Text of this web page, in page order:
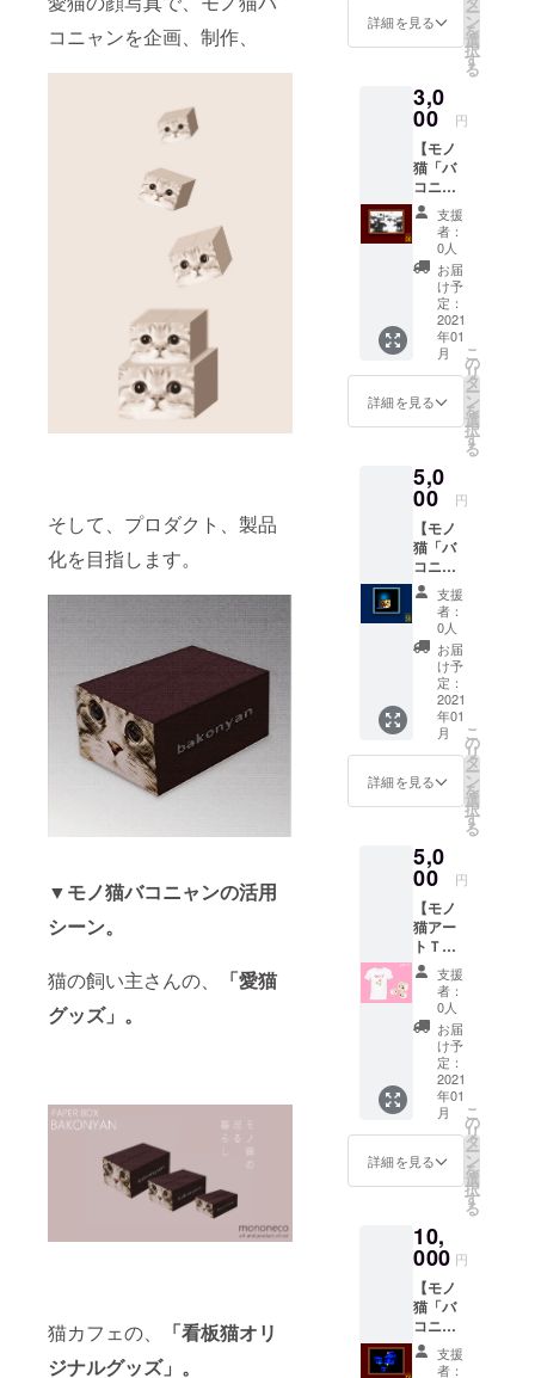
コニャンを企画、制作、
そして、プロダクト、製品
化を目指します。
▼モノ猫バコニャンの活用
シーン。
猫の飼い主さんの、
「愛猫
グッズ」。
猫カフェの、 「看板猫オリ
ジナルグッズ」。
②モノ
猫「バ
コニャ
アート
作品・
デジタ
ルレプ
リカ画
像デー
タM版
（1200
×900px
）１点
③モノ
猫アー
ト作品
の純正
レプリ
カ証明
書（画
に、ご
希望の
作品一
点を選
択し、
番号も
しくは
タイト
ルをご
記入く
ださ
い。 ※
リター
ン品の
イメー
ジ画像
は例示
好みの
作品を
ご選択
くださ
い。
詳細を見る ー
ン
を
選
択
す
る
3,0
00 円
【モノ
猫「バ
コニャ
ン」の
アート
作品・
デジタ
ルレプ
リカ３
点】 内
容 ①
御礼
メール
②モノ
猫「バ
コニャ
アート
作品の
デジタ
ルレプ
リカ画
像デー
タM版
（1200
×900px
）３点
③モノ
猫アー
ト作品
の純正
レプリ
カ証明
書(画像
に、お
気に入
りの
アート
作品３
点の番
号もし
くはタ
イトル
を記入
くださ
い。 ※
リター
ン品の
イメー
ジ画像
は例示
は、お
好みの
作品を
ご選択
くださ
い。
支援
者：
0人
お届
け予
定：
2021
年01
月
詳細を見る
こ
の
リ
タ
ー
ン
を
選
択
す
る
5,0
00 円
【モノ
猫「バ
コニャ
ン」の
アート
作品の
デジタ
ルレプ
リカ５
点】応
援プラ
ン 内
容 ①
御礼
メー
ル ②
アート
作品・
デジタ
ルレプ
リカ画
像デー
タM版
（1200
×900px
）５
点 ③
モノ猫
アート
の純正
レプリ
カ証明
書(画像
に、ご
希望の
作品５
点を選
択し、
番号も
しくは
タイト
支援
者：
0人
お届
け予
定：
2021
年01
月
詳細を見る
こ
の
リ
タ
ー
ン
を
選
択
す
る
5,0
00 円
【モノ
猫アー
トＴ
シャツ1
点】応
援プラ
ン リ
ターン
内容
①御礼
メール
②モノ
猫アー
トＴ
シャツ1
点 ※お
りのＴ
シャツ
の商品
番号と､
Ｔシャ
ツの種
類とサ
イズを
支援
者：
0人
お届
け予
定：
2021
年01
月
詳細を見る
こ
の
リ
タ
ー
ン
を
選
択
す
る
10,
000 円
【モノ
猫「バ
コニャ
ン」の
アート
支援
者：